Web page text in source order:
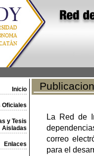
Inicio
Oficiales
y Tesis
Aisladas
Enlaces
La Red de
correo
para el